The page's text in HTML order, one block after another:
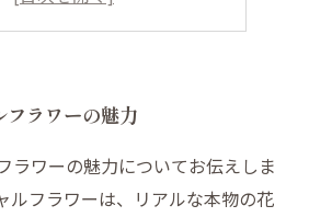
フラワーの魅力
ラワーの魅力についてお伝えしま
ルフラワーは、リアルな本物の花